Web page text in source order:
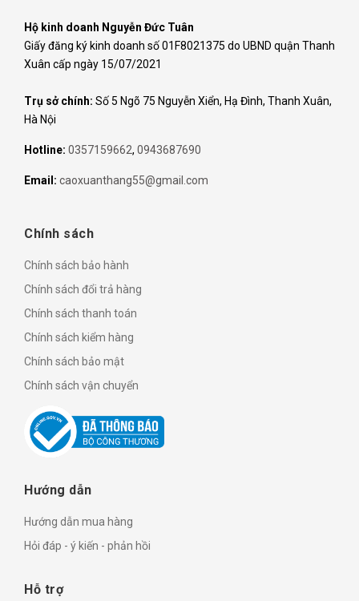
Hộ kinh doanh Nguyễn Đức Tuân
Giấy đăng ký kinh doanh số 01F8021375 do UBND quận Thanh
Xuân cấp ngày 15/07/2021
Trụ sở chính: Số 5 Ngõ 75 Nguyễn Xiển, Hạ Đình, Thanh Xuân,
Hà Nội
Hotline: 0357159662, 0943687690
Email: caoxuanthang55@gmail.com
Chính sách
Chính sách bảo hành
Chính sách đổi trả hàng
Chính sách thanh toán
Chính sách kiểm hàng
Chính sách bảo mật
Chính sách vận chuyển
Hướng dẫn
Hướng dẫn mua hàng
Hỏi đáp - ý kiến - phản hồi
Hỗ trợ